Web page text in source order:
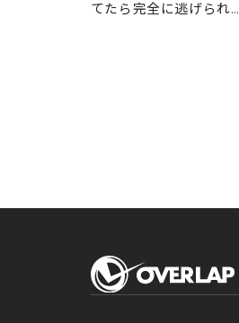
てたら完全に逃げられな